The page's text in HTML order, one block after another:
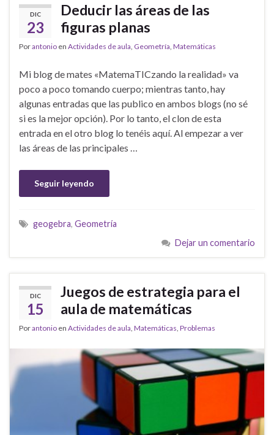
DIC
23
Deducir las áreas de las
figuras planas
Porantonio en Actividades de aula Geometría Matemáticas
Mi blog de mates «MatemaTICzando la realidad» va
poco a poco tomando cuerpo; mientras tanto, hay
algunas entradas que las publico en ambos blogs (no sé
si es la mejor opción). Por lo tanto, el clon de esta
entrada en el otro blog lo tenéis aquí. Al empezar a ver
las áreas de las principales …
Seguir leyendo
geogebra, Geometría
Dejar un comentario
DIC
15
Juegos de estrategia para el
aula de matemáticas
Porantonio en Actividades de aula Matemáticas Problemas